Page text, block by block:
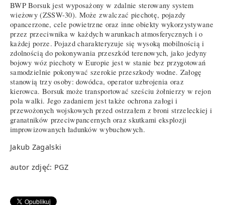
BWP Borsuk jest wyposażony w zdalnie sterowany system
wieżowy (ZSSW-30). Może zwalczać piechotę, pojazdy
opancerzone, cele powietrzne oraz inne obiekty wykorzystywane
przez przeciwnika w każdych warunkach atmosferycznych i o
każdej porze. Pojazd charakteryzuje się wysoką mobilnością i
zdolnością do pokonywania przeszkód terenowych, jako jedyny
bojowy wóz piechoty w Europie jest w stanie bez przygotowań
samodzielnie pokonywać szerokie przeszkody wodne. Załogę
stanowią trzy osoby: dowódca, operator uzbrojenia oraz
kierowca. Borsuk może transportować sześciu żołnierzy w rejon
pola walki. Jego zadaniem jest także ochrona załogi i
przewożonych wojskowych przed ostrzałem z broni strzeleckiej i
granatników przeciwpancernych oraz skutkami eksplozji
improwizowanych ładunków wybuchowych.
Jakub Zagalski
autor zdjęć: PGZ